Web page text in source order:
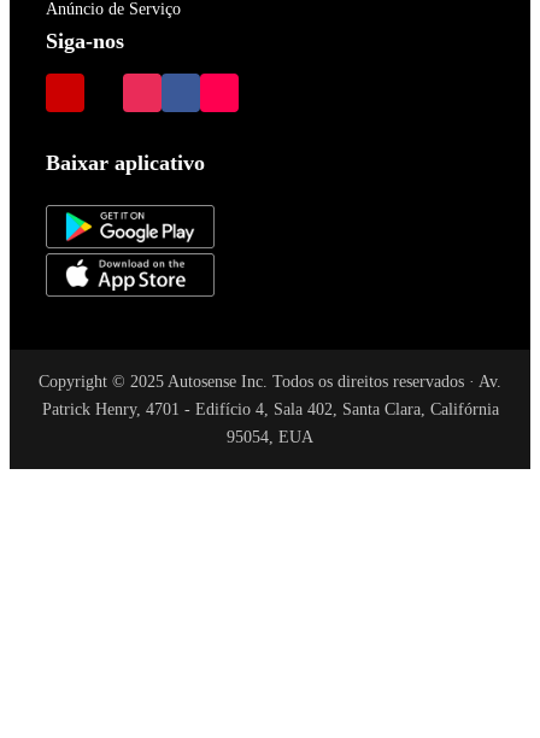
Anúncio de Serviço
Siga-nos
Baixar aplicativo
Copyright © 2025 Autosense Inc. Todos os direitos reservados · Av.
Patrick Henry, 4701 - Edifício 4, Sala 402, Santa Clara, Califórnia
95054, EUA